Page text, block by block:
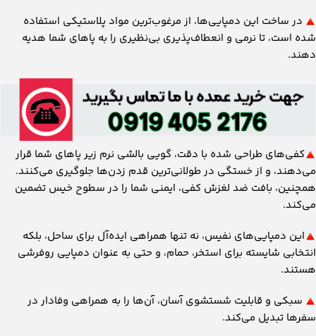
در ساخت این دمپایی‌ها، از مرغوب‌ترین مواد پلاستیکی استفاده
شده است، تا نرمی و انعطاف‌پذیری بی‌نظیری را به پاهای شما هدیه
دهند.
کفی‌های طراحی شده با دقت، گویی بالشی نرم زیر پاهای شما قرار
می‌دهند، و از خستگی در طولانی‌ترین قدم زدن‌ها جلوگیری می‌کنند.
همچنین، بافت ضد لغزش کفی، ایمنی شما را در سطوح خیس تضمین
می‌کند.
این دمپایی‌های نفیس، نه تنها همراهی ایده‌آل برای ساحل، بلکه
انتخابی شایسته برای استخر، حمام، و حتی به عنوان دمپایی روفرشی
هستند.
سبکی و قابلیت شستشوی آسان، آن‌ها را به همراهی وفادار در
سفرها تبدیل می‌کند.